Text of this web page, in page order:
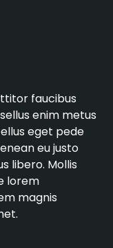
faucibus
enim metus
eget pede
eu justo
libero. Mollis
lorem
magnis